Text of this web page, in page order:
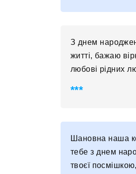
З днем
житті, бажаю
любові рідних
Шановна наша
тебе з днем
твоєї